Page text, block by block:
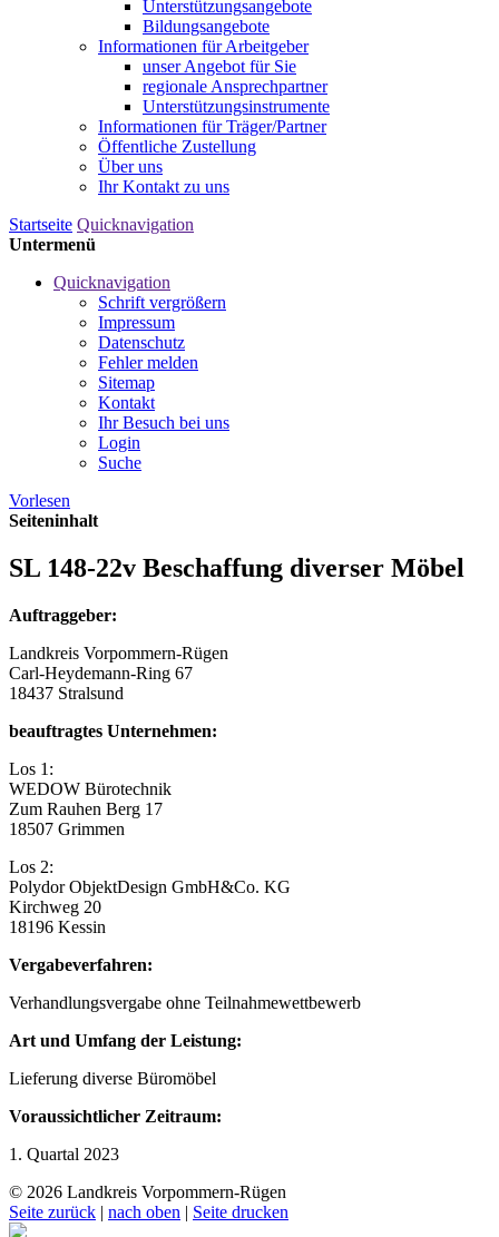
Unterstützungs­angebote
Bildungsangebote
Informationen für Arbeitgeber
unser Angebot für Sie
regionale Ansprechpartner
Unterstützungs­instrumente
Informationen für Träger/Partner
Öffentliche Zustellung
Über uns
Ihr Kontakt zu uns
Startseite Quicknavigation
Untermenü
Quicknavigation
Schrift vergrößern
Impressum
Datenschutz
Fehler melden
Sitemap
Kontakt
Ihr Besuch bei uns
Login
Suche
Vorlesen
Seiteninhalt
SL 148-22v Beschaffung diverser Möbel
Auftraggeber:
Landkreis Vorpommern-Rügen
Carl-Heydemann-Ring 67
18437 Stralsund
beauftragtes Unternehmen:
Los 1:
WEDOW Bürotechnik
Zum Rauhen Berg 17
18507 Grimmen
Los 2:
Polydor ObjektDesign GmbH&Co. KG
Kirchweg 20
18196 Kessin
Vergabeverfahren:
Verhandlungsvergabe ohne Teilnahmewettbewerb
Art und Umfang der Leistung:
Lieferung diverse Büromöbel
Voraussichtlicher Zeitraum:
1. Quartal 2023
© 2026 Landkreis Vorpommern-Rügen
Seite zurück | nach oben | Seite drucken